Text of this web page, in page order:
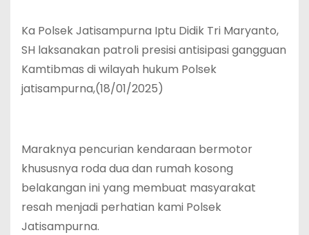
Ka Polsek Jatisampurna Iptu Didik Tri Maryanto,
SH laksanakan patroli presisi antisipasi gangguan
Kamtibmas di wilayah hukum Polsek
jatisampurna,(18/01/2025)
Maraknya pencurian kendaraan bermotor
khususnya roda dua dan rumah kosong
belakangan ini yang membuat masyarakat
resah menjadi perhatian kami Polsek
Jatisampurna.